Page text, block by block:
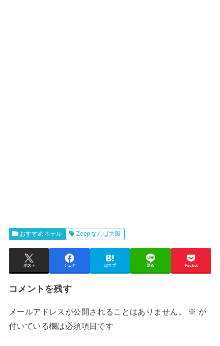
おすすめホテル Zeppなんば大阪
ポスト シェア はてブ 送る Pocket
コメントを残す
メールアドレスが公開されることはありません。 ※ が
付いている欄は必須項目です